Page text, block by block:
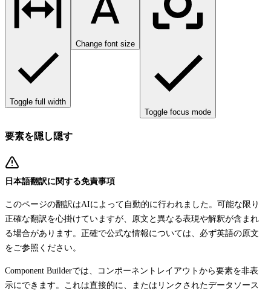
Toggle full width
Change font size
Toggle focus mode
要素を隠し隠す
日本語翻訳に関する免責事項
このページの翻訳はAIによって自動的に行われました。可能な限り
正確な翻訳を心掛けていますが、原文と異なる表現や解釈が含まれ
る場合があります。正確で公式な情報については、必ず英語の原文
をご参照ください。
Component Builderでは、コンポーネントレイアウトから要素を非表
示にできます。これは直接的に、またはリンクされたデータソース